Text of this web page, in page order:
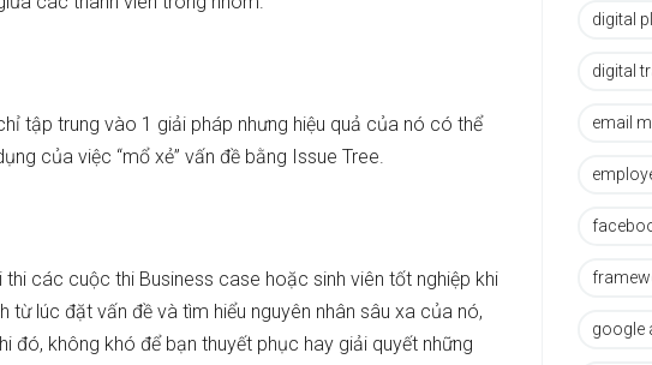
tập trung vào 1 giải pháp nhưng hiệu quả của nó có thể
của việc “mổ xẻ” vấn đề bằng Issue Tree.
các cuộc thi Business case hoặc sinh viên tốt nghiệp khi
lúc đặt vấn đề và tìm hiểu nguyên nhân sâu xa của nó,
đó, không khó để bạn thuyết phục hay giải quyết những
digital
digital
email
google